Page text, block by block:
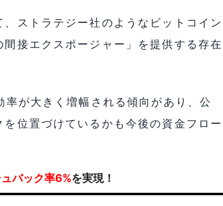
ストラテジー社のようなビットコイン
接エクスポージャー」を提供する存在
が大きく増幅される傾向があり、公
位置づけているかも今後の資金フロー
バック率6%を実現！